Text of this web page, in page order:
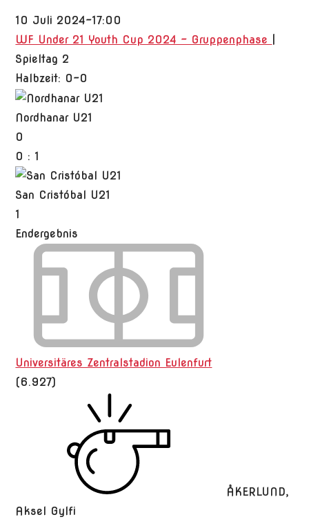
10 Juli 2024-17:00
WF Under 21 Youth Cup 2024 - Gruppenphase
Spieltag 2
Halbzeit: 0-0
Nordhanar U21
0
0 : 1
San Cristóbal U21
1
Endergebnis
Universitäres Zentralstadion Eulenfurt
(6.927)
ÅKERLUND,
Aksel Gylfi